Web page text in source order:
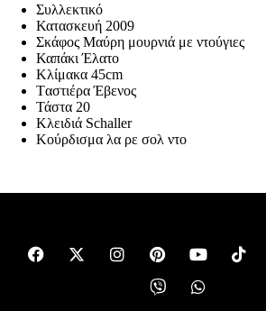
Συλλεκτικό
Κατασκευή 2009
Σκάφος Μαύρη μουρνιά με ντούγιες
Καπάκι Έλατο
Κλίμακα 45cm
Tαστιέρα Έβενος
Τάστα 20
Κλειδιά Schaller
Κούρδισμα λα ρε σολ ντο